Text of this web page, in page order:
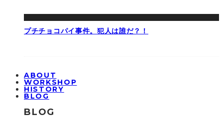
プチチョコパイ事件。犯人は誰だ？！
ABOUT
WORKSHOP
HISTORY
BLOG
BLOG